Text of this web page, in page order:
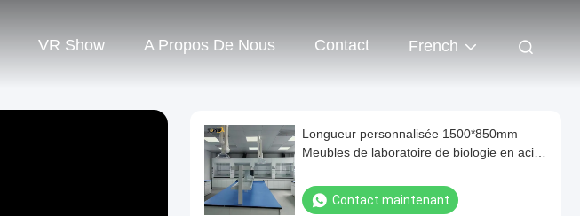
VR Show A Propos De Nous Contact French
Longueur personnalisée 1500*850mm
Meubles de laboratoire de biologie en acier
environnementaux
Contact maintenant